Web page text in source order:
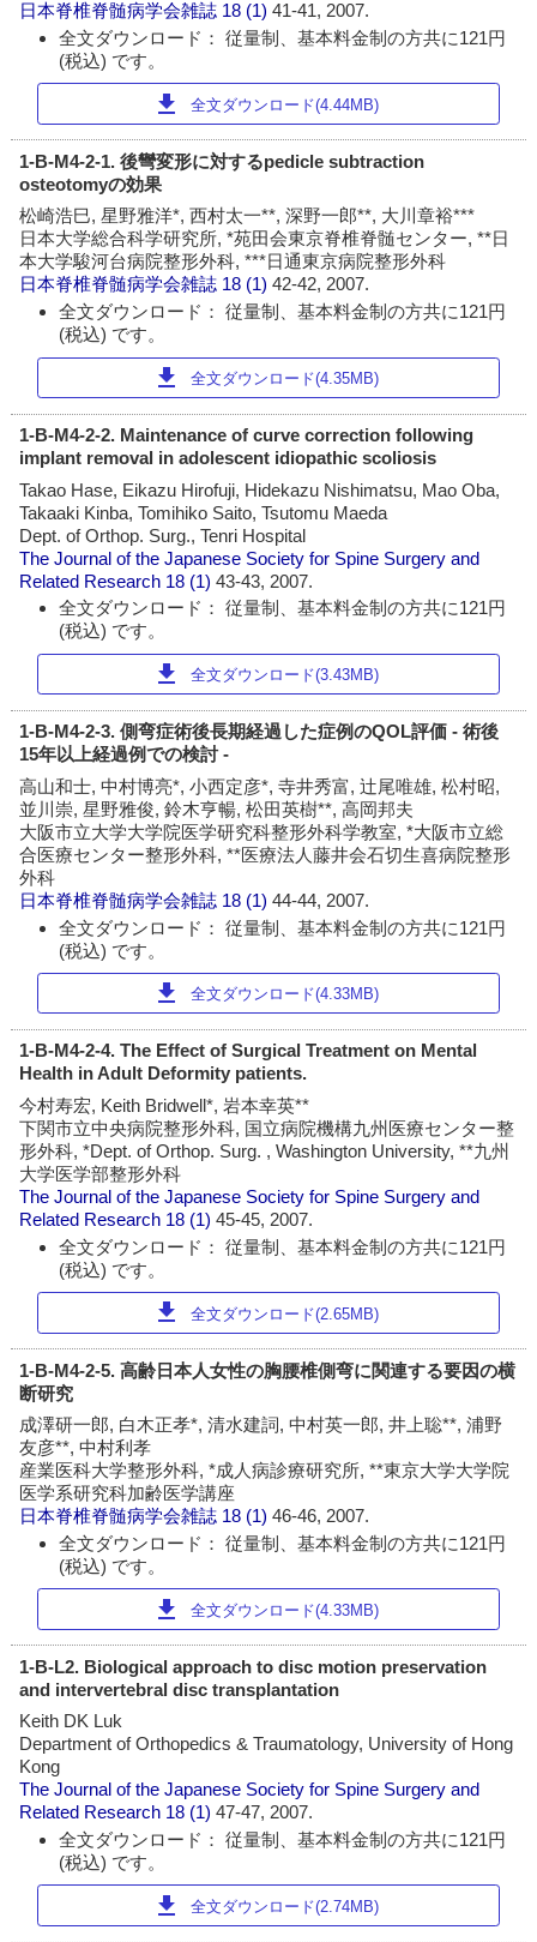
日本脊椎脊髄病学会雑誌 18 (1)41-41, 2007.
全文ダウンロード： 従量制、基本料金制の方共に121円
(税込) です。
download 全文ダウンロード(4.44MB)
1-B-M4-2-1. 後彎変形に対するpedicle subtraction
osteotomyの効果
松崎浩巳, 星野雅洋*, 西村太一**, 深野一郎**, 大川章裕***
日本大学総合科学研究所, *苑田会東京脊椎脊髄センター, **日
本大学駿河台病院整形外科, ***日通東京病院整形外科
日本脊椎脊髄病学会雑誌 18 (1)42-42, 2007.
全文ダウンロード： 従量制、基本料金制の方共に121円
(税込) です。
download 全文ダウンロード(4.35MB)
1-B-M4-2-2. Maintenance of curve correction following
implant removal in adolescent idiopathic scoliosis
Takao Hase, Eikazu Hirofuji, Hidekazu Nishimatsu, Mao Oba,
Takaaki Kinba, Tomihiko Saito, Tsutomu Maeda
Dept. of Orthop. Surg., Tenri Hospital
The Journal of the Japanese Society for Spine Surgery and
Related Research 18 (1)43-43, 2007.
全文ダウンロード： 従量制、基本料金制の方共に121円
(税込) です。
download 全文ダウンロード(3.43MB)
1-B-M4-2-3. 側弯症術後長期経過した症例のQOL評価 - 術後
15年以上経過例での検討 -
高山和士, 中村博亮*, 小西定彦*, 寺井秀富, 辻尾唯雄, 松村昭,
並川崇, 星野雅俊, 鈴木亨暢, 松田英樹**, 高岡邦夫
大阪市立大学大学院医学研究科整形外科学教室, *大阪市立総
合医療センター整形外科, **医療法人藤井会石切生喜病院整形
外科
日本脊椎脊髄病学会雑誌 18 (1)44-44, 2007.
全文ダウンロード： 従量制、基本料金制の方共に121円
(税込) です。
download 全文ダウンロード(4.33MB)
1-B-M4-2-4. The Effect of Surgical Treatment on Mental
Health in Adult Deformity patients.
今村寿宏, Keith Bridwell*, 岩本幸英**
下関市立中央病院整形外科, 国立病院機構九州医療センター整
形外科, *Dept. of Orthop. Surg. , Washington University, **九州
大学医学部整形外科
The Journal of the Japanese Society for Spine Surgery and
Related Research 18 (1)45-45, 2007.
全文ダウンロード： 従量制、基本料金制の方共に121円
(税込) です。
download 全文ダウンロード(2.65MB)
1-B-M4-2-5. 高齢日本人女性の胸腰椎側弯に関連する要因の横
断研究
成澤研一郎, 白木正孝*, 清水建詞, 中村英一郎, 井上聡**, 浦野
友彦**, 中村利孝
産業医科大学整形外科, *成人病診療研究所, **東京大学大学院
医学系研究科加齢医学講座
日本脊椎脊髄病学会雑誌 18 (1)46-46, 2007.
全文ダウンロード： 従量制、基本料金制の方共に121円
(税込) です。
download 全文ダウンロード(4.33MB)
1-B-L2. Biological approach to disc motion preservation
and intervertebral disc transplantation
Keith DK Luk
Department of Orthopedics & Traumatology, University of Hong
Kong
The Journal of the Japanese Society for Spine Surgery and
Related Research 18 (1)47-47, 2007.
全文ダウンロード： 従量制、基本料金制の方共に121円
(税込) です。
download 全文ダウンロード(2.74MB)